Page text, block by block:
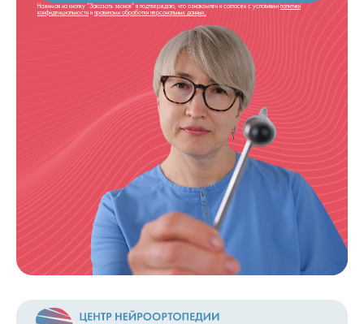
Нажимая на кнопку “Заказать звонок” я подтверждаю, что ознакомлен и согласен с условиями политики
конфиденциальности и правилами обработки персональных данных.